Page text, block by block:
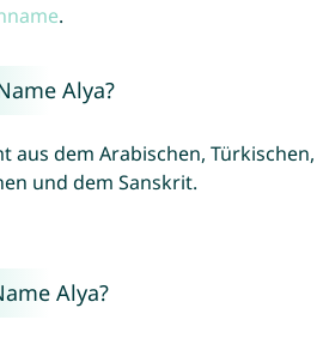
.
Alya?
aus dem Arabischen, Türkischen,
und dem Sanskrit.
Alya?